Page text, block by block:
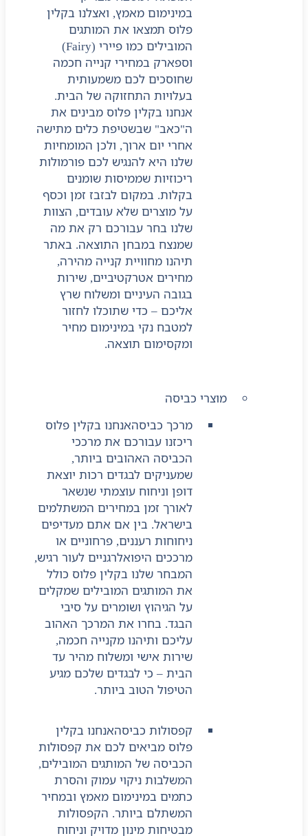
במינימום מאמץ, ואצלנו בקלין
פלוס תמצאו את המותגים
המובילים כמו פיירי (Fairy)
וספארק במחירי קנייה חכמה
שחוסכים לכם משמעותית
בעלויות התחזוקה של הבית.
אנחנו בקלין פלוס מבינים את
ה"כאב" שבשטיפת כלים מתישה
אחרי יום ארוך, ולכן המומחיות
שלנו היא להנגיש לכם פורמולות
ריכוזיות שממיסות שומנים
בקלות. במקום לבזבז זמן וכסף
על מוצרים שלא עובדים, הצוות
שלנו בחר עבורכם רק את מה
שמנצח במבחן התוצאה. באתר
תיהנו מחוויית קנייה מהירה,
מחירים אטרקטיביים, שירות
בגובה העיניים ומשלוח שרץ
אליכם – כדי שתוכלו לחזור
למטבח נקי במינימום מחיר
ומקסימום תוצאה.
מוצרי כביסה
מרכך כביסהאנחנו בקלין פלוס
ריכזנו עבורכם את מרככי
הכביסה האהובים ביותר,
שמעניקים לבגדים רכות יוצאת
דופן וניחוח עוצמתי שנשאר
לאורך זמן במחירים המשתלמים
בישראל. בין אם אתם מעדיפים
ניחוחות רעננים, פרחוניים או
מרככים היפואלרגניים לעור רגיש,
המבחר שלנו בקלין פלוס כולל
את המותגים המובילים שמקלים
על הגיהוץ ושומרים על סיבי
הבגד. בחרו את המרכך האהוב
עליכם ותיהנו מקנייה חכמה,
שירות אישי ומשלוח מהיר עד
הבית – כי לבגדים שלכם מגיע
הטיפול הטוב ביותר.
קפסולות כביסהאנחנו בקלין
פלוס מביאים לכם את קפסולות
הכביסה של המותגים המובילים,
המשלבות ניקוי עמוק והסרת
כתמים במינימום מאמץ ובמחיר
המשתלם ביותר. הקפסולות
מבטיחות מינון מדויק וניחוח